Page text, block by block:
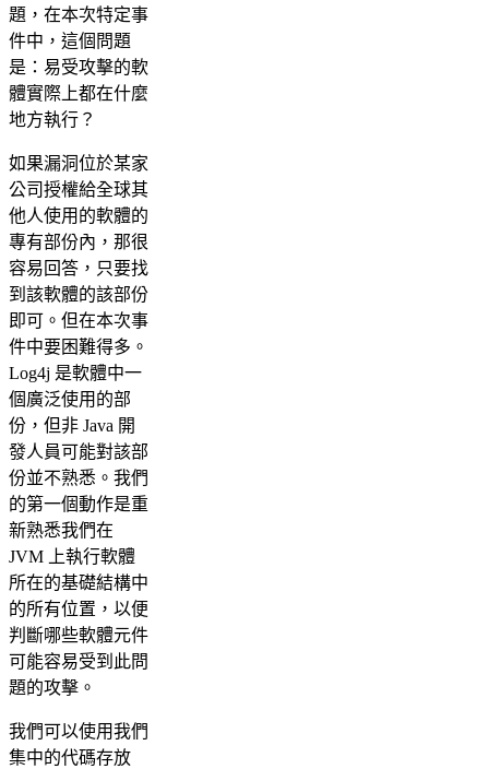
題，在本次特定事
件中，這個問題
是：易受攻擊的軟
體實際上都在什麼
地方執行？
如果漏洞位於某家
公司授權給全球其
他人使用的軟體的
專有部份內，那很
容易回答，只要找
到該軟體的該部份
即可。但在本次事
件中要困難得多。
Log4j 是軟體中一
個廣泛使用的部
份，但非 Java 開
發人員可能對該部
份並不熟悉。我們
的第一個動作是重
新熟悉我們在
JVM 上執行軟體
所在的基礎結構中
的所有位置，以便
判斷哪些軟體元件
可能容易受到此問
題的攻擊。
我們可以使用我們
集中的代碼存放